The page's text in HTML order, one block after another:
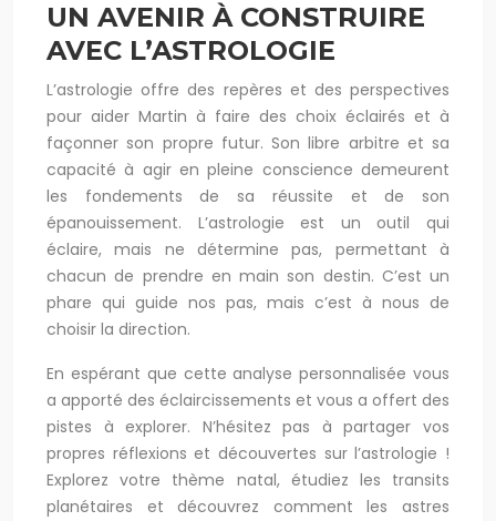
UN AVENIR À CONSTRUIRE
AVEC L’ASTROLOGIE
L’astrologie offre des repères et des perspectives
pour aider Martin à faire des choix éclairés et à
façonner son propre futur. Son libre arbitre et sa
capacité à agir en pleine conscience demeurent
les fondements de sa réussite et de son
épanouissement. L’astrologie est un outil qui
éclaire, mais ne détermine pas, permettant à
chacun de prendre en main son destin. C’est un
phare qui guide nos pas, mais c’est à nous de
choisir la direction.
En espérant que cette analyse personnalisée vous
a apporté des éclaircissements et vous a offert des
pistes à explorer. N’hésitez pas à partager vos
propres réflexions et découvertes sur l’astrologie !
Explorez votre thème natal, étudiez les transits
planétaires et découvrez comment les astres